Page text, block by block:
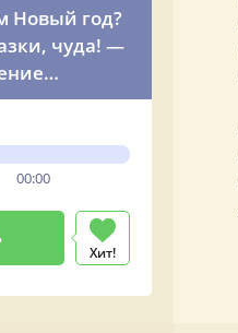
Новый год?
чуда! —
00:00
Хит!